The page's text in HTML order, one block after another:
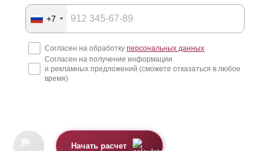
+7
Согласен на обработку персональных данных
Согласен на получение информации
и рекламных предложений (сможете отказаться в любое
время)
Начать расчет